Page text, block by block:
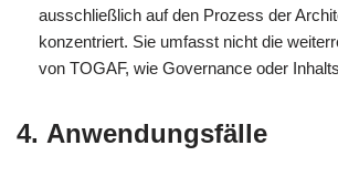
ausschließlich auf den Prozess der
konzentriert. Sie umfasst nicht die
von TOGAF, wie Governance oder
4. Anwendungsfälle